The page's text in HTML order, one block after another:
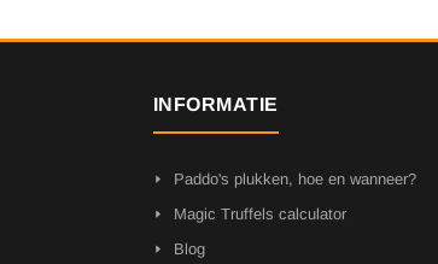
INFORMATIE
Paddo's plukken, hoe en wanneer?
Magic Truffels calculator
Blog